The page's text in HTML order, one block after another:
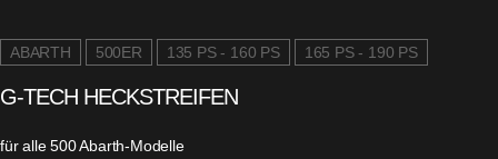
ABARTH 500ER 135 PS - 160 PS 165 PS - 190 PS
G-TECH HECKSTREIFEN
für alle 500 Abarth-Modelle